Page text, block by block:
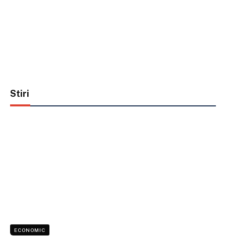
Stiri
ECONOMIC